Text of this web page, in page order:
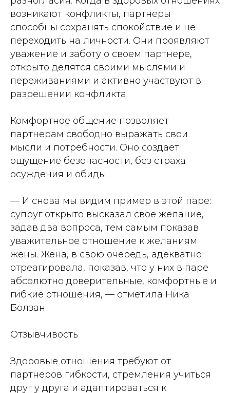
возникают конфликты, партнеры
способны сохранять спокойствие и не
переходить на личности. Они проявляют
уважение и заботу о своем партнере,
открыто делятся своими мыслями и
переживаниями и активно участвуют в
разрешении конфликта.
Комфортное общение позволяет
партнерам свободно выражать свои
мысли и потребности. Оно создает
ощущение безопасности, без страха
осуждения и обиды.
— И снова мы видим пример в этой паре:
супруг открыто высказал свое желание,
задав два вопроса, тем самым показав
уважительное отношение к желаниям
жены. Жена, в свою очередь, адекватно
отреагировала, показав, что у них в паре
абсолютно доверительные, комфортные и
гибкие отношения, — отметила Ника
Болзан.
Отзывчивость
Здоровые отношения требуют от
партнеров гибкости, стремления учиться
друг у друга и адаптироваться к